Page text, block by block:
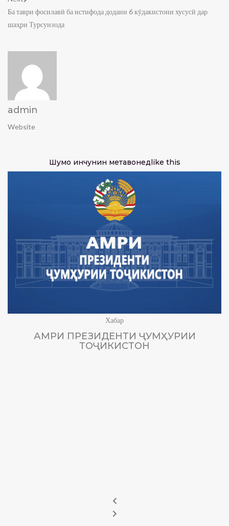
Ба таври фосилавӣ ба истифода додани 6 кӯдакистони хусусӣ дар
шаҳри Турсунзода
admin
Website
Шумо инчунин метавонедlike this
Хабар
АМРИ ПРЕЗИДЕНТИ ҶУМҲУРИИ
ТОҶИКИСТОН